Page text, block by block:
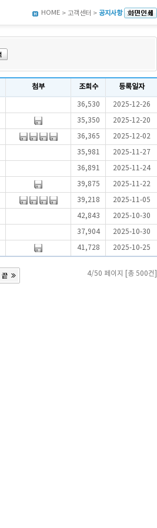
HOME > 고객센터 > 공지사항
첨부 조회수 등록일자
36,530 2025-12-26
35,350 2025-12-20
36,365 2025-12-02
35,981 2025-11-27
36,891 2025-11-24
39,875 2025-11-22
39,218 2025-11-05
42,843 2025-10-30
37,904 2025-10-30
41,728 2025-10-25
4/50 페이지 [총 500건]